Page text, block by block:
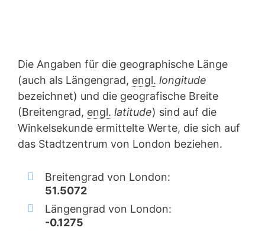
Die Angaben für die geographische Länge
(auch als Längengrad, engl. longitude
bezeichnet) und die geografische Breite
(Breitengrad, engl. latitude) sind auf die
Winkelsekunde ermittelte Werte, die sich auf
das Stadtzentrum von London beziehen.
Breitengrad von London:
51.5072
Längengrad von London:
-0.1275